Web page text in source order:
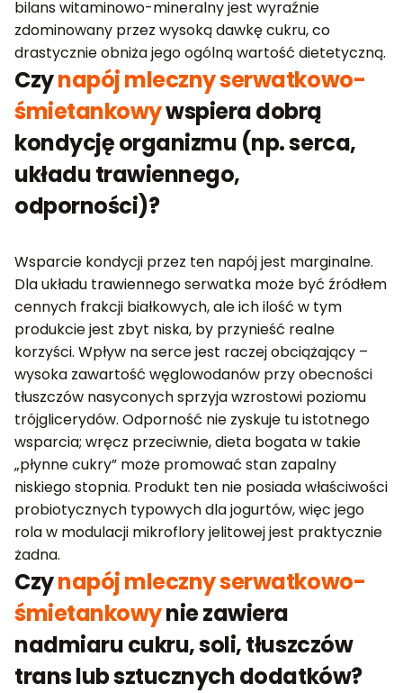
bilans witaminowo-mineralny jest wyraźnie
zdominowany przez wysoką dawkę cukru, co
drastycznie obniża jego ogólną wartość dietetyczną.
Czynapój mleczny serwatkowo-
śmietankowywspiera dobrą
kondycję organizmu (np. serca,
układu trawiennego,
odporności)?
Wsparcie kondycji przez ten napój jest marginalne.
Dla układu trawiennego serwatka może być źródłem
cennych frakcji białkowych, ale ich ilość w tym
produkcie jest zbyt niska, by przynieść realne
korzyści. Wpływ na serce jest raczej obciążający –
wysoka zawartość węglowodanów przy obecności
tłuszczów nasyconych sprzyja wzrostowi poziomu
trójglicerydów. Odporność nie zyskuje tu istotnego
wsparcia; wręcz przeciwnie, dieta bogata w takie
„płynne cukry” może promować stan zapalny
niskiego stopnia. Produkt ten nie posiada właściwości
probiotycznych typowych dla jogurtów, więc jego
rola w modulacji mikroflory jelitowej jest praktycznie
żadna.
Czynapój mleczny serwatkowo-
śmietankowynie zawiera
nadmiaru cukru, soli, tłuszczów
trans lub sztucznych dodatków?